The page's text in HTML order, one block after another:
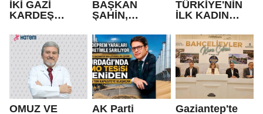
İKİ GAZİ
KARDEŞ
BAŞKAN
ŞAHİN,
BELEDİYE
SPOR
KULÜBÜ’NÜN
BAŞARILI
SPORCULARIY
LA BİR ARAYA
GELDİ
TÜRKİYE'NİN
İLK KADIN
TAKIMI GAZİ
ŞEHİR'DE!
OMUZ VE
AK Parti
Gaziantep'te